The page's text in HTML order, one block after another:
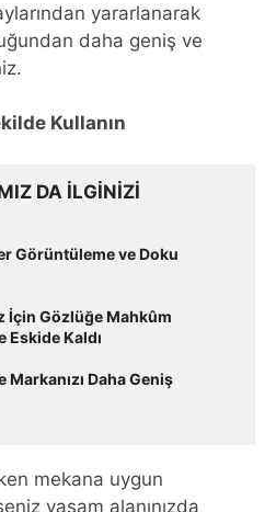
yararlanarak
daha geniş ve
Kullanın
DA ILGINIZI
Görüntüleme ve Doku
İçin Gözlüğe Mahkûm
Eskide Kaldı
Daha Geniş
mekana uygun
yaşam alanınızda